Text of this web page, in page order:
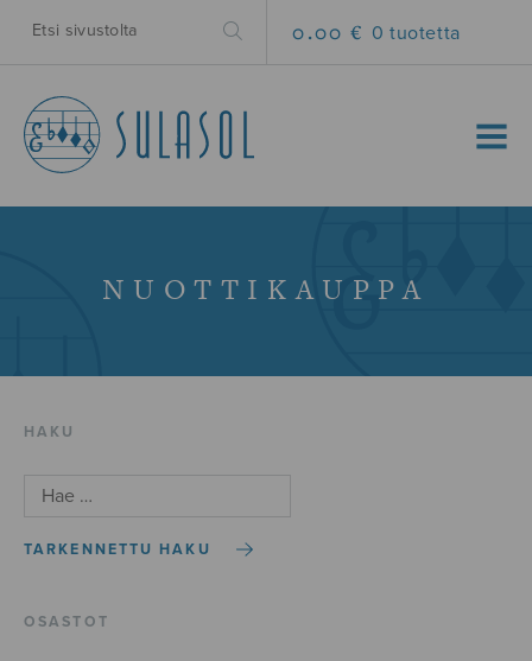
0.00 € 0 tuotetta
MENU
NUOTTIKAUPPA
HAKU
TARKENNETTU HAKU
OSASTOT